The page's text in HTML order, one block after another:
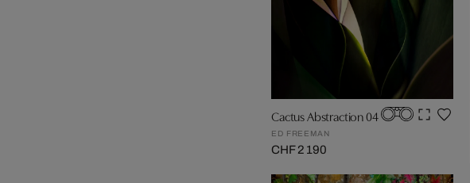
Cactus Abstraction 04
ED FREEMAN
CHF 2 190